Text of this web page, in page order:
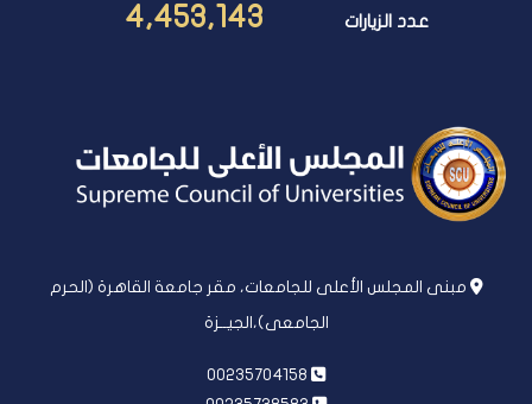
عدد الزيارات 4,453,143
مبنى المجلس الأعلى للجامعات، مقر جامعة القاهرة (الحرم
الجامعى)،الجيــزة